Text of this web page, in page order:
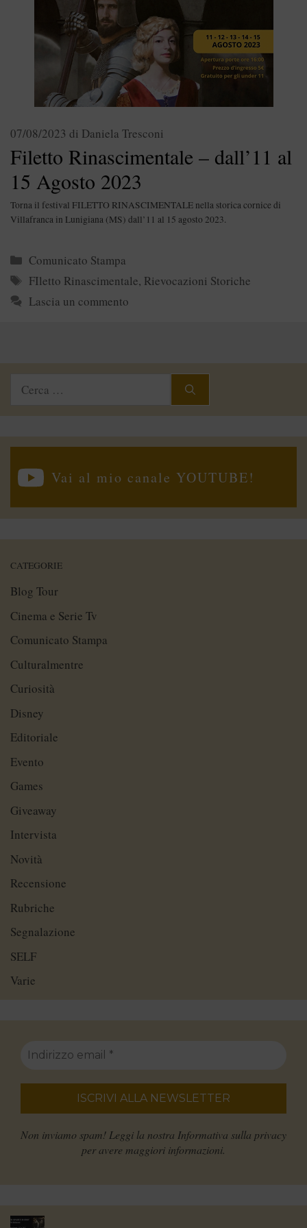
Filetto Rinascimentale – dall’11 al
15 Agosto 2023
07/08/2023 di Daniela Tresconi
Torna il festival FILETTO RINASCIMENTALE nella storica cornice di
Villafranca in Lunigiana (MS) dall’11 al 15 agosto 2023.
Categorie
Comunicato Stampa
Tag
FIletto Rinascimentale, Rievocazioni Storiche
Lascia un commento
Ricerca
Vai al mio canale YOUTUBE!
CATEGORIE
Blog Tour
Cinema e Serie Tv
Comunicato Stampa
Culturalmentre
Curiosità
Disney
Editoriale
Evento
Games
Giveaway
Intervista
Novità
Recensione
Rubriche
Segnalazione
SELF
Varie
Non inviamo spam! Leggi la nostra Informativa sulla privacy
per avere maggiori informazioni.